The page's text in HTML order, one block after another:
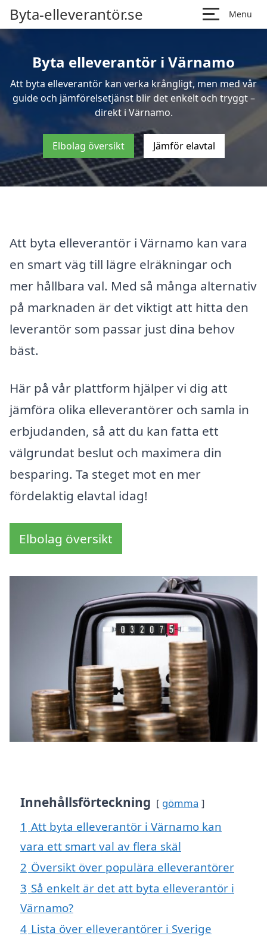
Byta-elleverantör.se Menu
Byta elleverantör i Värnamo
Att byta elleverantör kan verka krångligt, men med vår
guide och jämförelsetjänst blir det enkelt och tryggt –
direkt i Värnamo.
Elbolag översikt Jämför elavtal
Att byta elleverantör i Värnamo kan vara
en smart väg till lägre elräkningar och
mer hållbara val. Med så många alternativ
på marknaden är det viktigt att hitta den
leverantör som passar just dina behov
bäst.
Här på vår plattform hjälper vi dig att
jämföra olika elleverantörer och samla in
erbjudanden, så att du kan fatta ett
välgrundat beslut och maximera din
besparing. Ta steget mot en mer
fördelaktig elavtal idag!
Elbolag översikt
Innehållsförteckning gömma
1 Att byta elleverantör i Värnamo kan
vara ett smart val av flera skäl
2 Översikt över populära elleverantörer
3 Så enkelt är det att byta elleverantör i
Värnamo?
4 Lista över elleverantörer i Sverige